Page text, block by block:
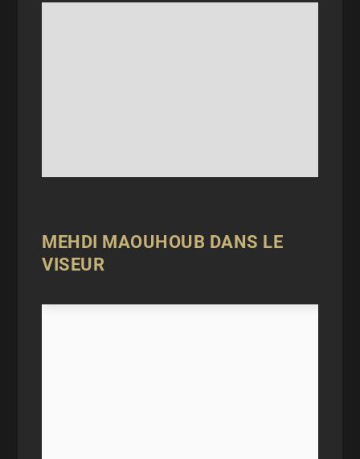
MEHDI MAOUHOUB DANS LE
VISEUR